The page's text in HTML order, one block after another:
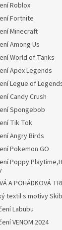
Roblox
Fortnite
Minecraft
Among Us
World of Tanks
Apex Legends
Legue of
Candy Crush
Spongebob
Tik Tok
Angry Birds
Pokemon GO
Poppy
A POHÁDKOVÁ
textil s motivy
Labubu
VENOM 2024